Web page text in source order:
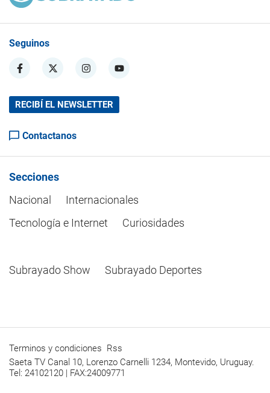
Seguinos
RECIBÍ EL NEWSLETTER
Contactanos
Secciones
Nacional
Internacionales
Tecnología e Internet
Curiosidades
Subrayado Show Subrayado Deportes
Terminos y condiciones Rss
Saeta TV Canal 10, Lorenzo Carnelli 1234, Montevido, Uruguay.
Tel: 24102120 | FAX:24009771